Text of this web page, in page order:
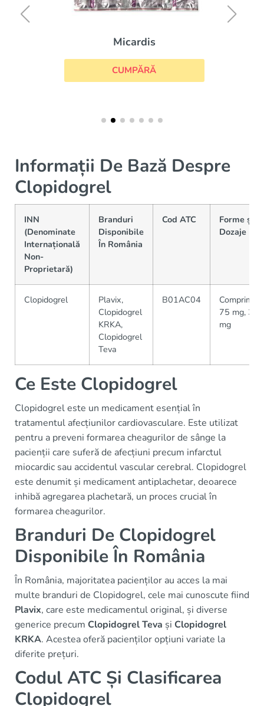
Micardis
CUMPĂRĂ
Informații De Bază Despre
Clopidogrel
INN
(Denominate
Internațională
Non-
Proprietară)
Branduri
Disponibile
În România
Cod ATC
Forme și
Dozaje
Clopidogrel
Plavix,
Clopidogrel
KRKA,
Clopidogrel
Teva
B01AC04
75 mg, 300
mg
Ce Este Clopidogrel
Clopidogrel este un medicament esențial în
tratamentul afecțiunilor cardiovasculare. Este utilizat
pentru a preveni formarea cheagurilor de sânge la
pacienții care suferă de afecțiuni precum infarctul
miocardic sau accidentul vascular cerebral. Clopidogrel
este denumit și medicament antiplachetar, deoarece
inhibă agregarea plachetară, un proces crucial în
formarea cheagurilor.
Branduri De Clopidogrel
Disponibile În România
În România, majoritatea pacienților au acces la mai
multe branduri de Clopidogrel, cele mai cunoscute fiind
Plavix, care este medicamentul original, și diverse
generice precum Clopidogrel Teva și Clopidogrel
KRKA. Acestea oferă pacienților opțiuni variate la
diferite prețuri.
Codul ATC Și Clasificarea
Clopidogrel